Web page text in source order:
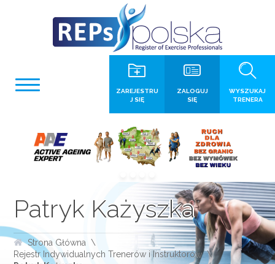
WYSZUKAJ
TRENERA
ZALOGUJ
SIĘ
ZAREJESTRU
J SIĘ
Patryk Każyszka
Strona Główna
Rejestr Indywidualnych Trenerów i Instruktorów